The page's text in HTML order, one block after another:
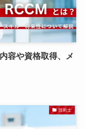
容や資格取得、メ
技術士